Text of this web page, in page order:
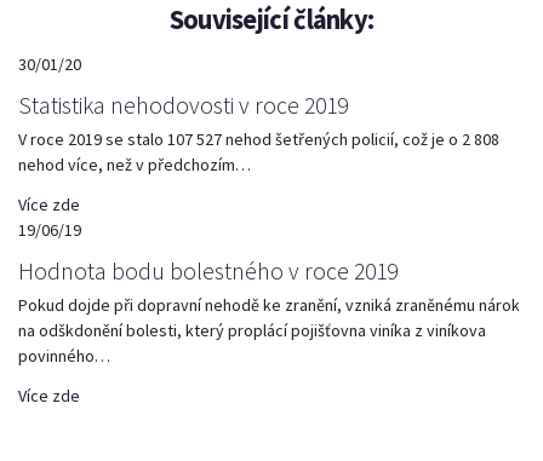
Související články:
30/01/20
Statistika nehodovosti v roce 2019
V roce 2019 se stalo 107 527 nehod šetřených policií, což je o 2 808
nehod více, než v předchozím…
Více zde
19/06/19
Hodnota bodu bolestného v roce 2019
Pokud dojde při dopravní nehodě ke zranění, vzniká zraněnému nárok
na odškdonění bolesti, který proplácí pojišťovna viníka z viníkova
povinného…
Více zde